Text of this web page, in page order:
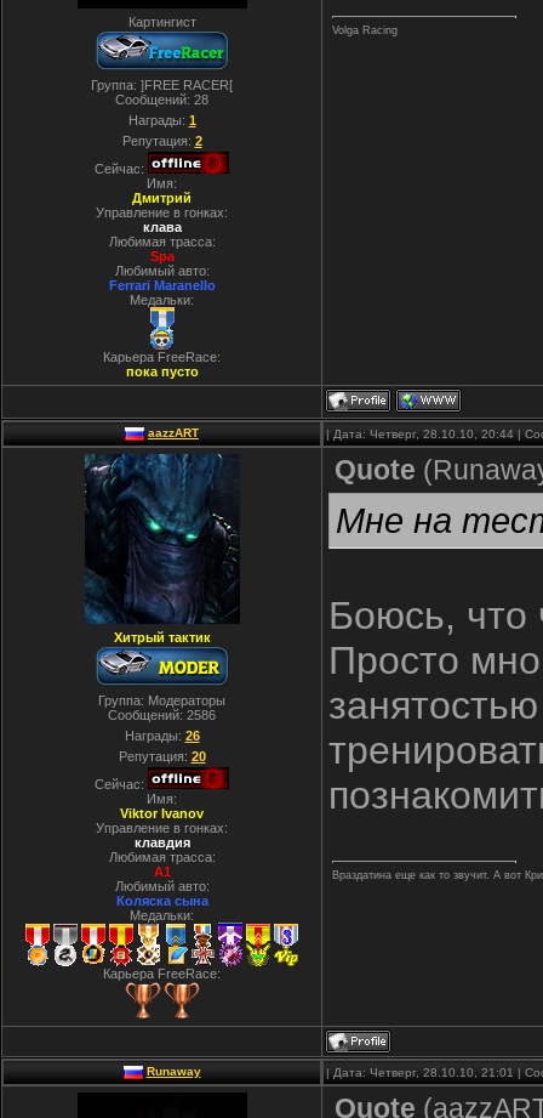
Картингист
Группа: ]FREE RACER[
Сообщений: 28
Награды: 1
Репутация: 2
Сейчас:
Имя:
Дмитрий
Управление в гонках:
клава
Любимая трасса:
Spa
Любимый авто:
Ferrari Maranello
Медальки:
Карьера FreeRace:
пока пусто
Volga Racing
aazzART | Дата: Четверг, 28.10.10, 20:44 |
Хитрый тактик
Группа: Модераторы
Сообщений: 2586
Награды: 26
Репутация: 20
Сейчас:
Имя:
Viktor Ivanov
Управление в гонках:
клавдия
Любимая трасса:
A1
Любимый авто:
Коляска сына
Медальки:
Карьера FreeRace:
Quote (
Мне на
Боюсь, что
Просто
Враздатина еще как то звучит. А вот
Runaway | Дата: Четверг, 28.10.10, 21:01 |
Quote (